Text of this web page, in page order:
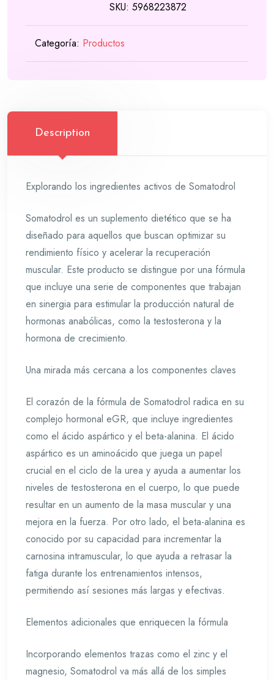
41,00 €.
35,00 €.
SKU: 5968223872
Categoría: Productos
Description
Explorando los ingredientes activos de Somatodrol
Somatodrol es un suplemento dietético que se ha
diseñado para aquellos que buscan optimizar su
rendimiento físico y acelerar la recuperación
muscular. Este producto se distingue por una fórmula
que incluye una serie de componentes que trabajan
en sinergia para estimular la producción natural de
hormonas anabólicas, como la testosterona y la
hormona de crecimiento.
Una mirada más cercana a los componentes claves
El corazón de la fórmula de Somatodrol radica en su
complejo hormonal eGR, que incluye ingredientes
como el ácido aspártico y el beta-alanina. El ácido
aspártico es un aminoácido que juega un papel
crucial en el ciclo de la urea y ayuda a aumentar los
niveles de testosterona en el cuerpo, lo que puede
resultar en un aumento de la masa muscular y una
mejora en la fuerza. Por otro lado, el beta-alanina es
conocido por su capacidad para incrementar la
carnosina intramuscular, lo que ayuda a retrasar la
fatiga durante los entrenamientos intensos,
permitiendo así sesiones más largas y efectivas.
Elementos adicionales que enriquecen la fórmula
Incorporando elementos trazas como el zinc y el
magnesio, Somatodrol va más allá de los simples